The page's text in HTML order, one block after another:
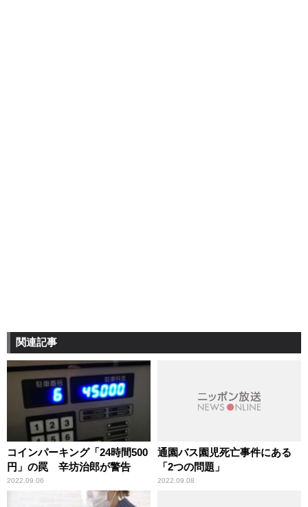
関連記事
コインパーキング「24時間500
円」の罠 辛坊治郎が警告
2022.09.06
通園バス園児死亡事件にある
「2つの問題」
2022.09.08